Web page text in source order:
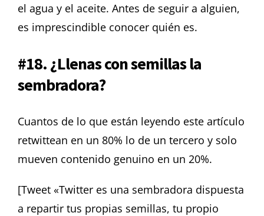
el agua y el aceite. Antes de seguir a alguien,
es imprescindible conocer quién es.
#18. ¿Llenas con semillas la
sembradora?
Cuantos de lo que están leyendo este artículo
retwittean en un 80% lo de un tercero y solo
mueven contenido genuino en un 20%.
[Tweet «Twitter es una sembradora dispuesta
a repartir tus propias semillas, tu propio